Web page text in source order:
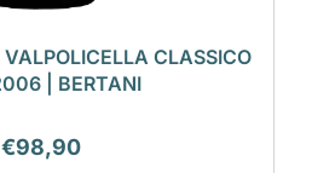
CLASSICO
| BERTANI
€98,90